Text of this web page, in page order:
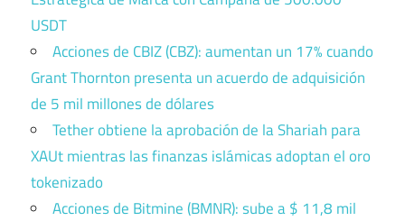
USDT
Acciones de CBIZ (CBZ): aumentan un 17% cuando
Grant Thornton presenta un acuerdo de adquisición
de 5 mil millones de dólares
Tether obtiene la aprobación de la Shariah para
XAUt mientras las finanzas islámicas adoptan el oro
tokenizado
Acciones de Bitmine (BMNR): sube a $ 11,8 mil